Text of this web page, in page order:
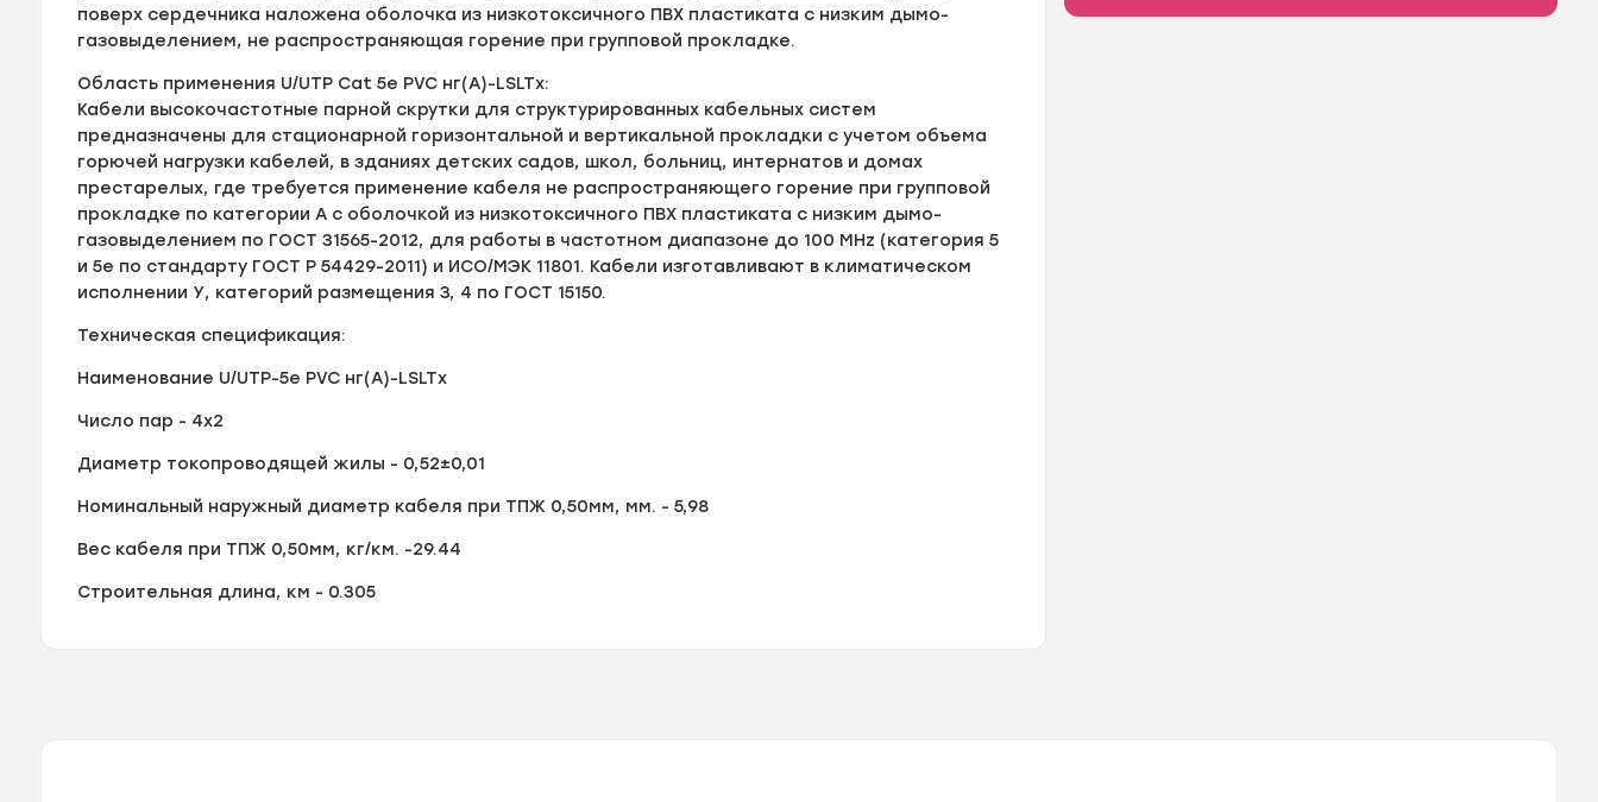
поверх сердечника наложена оболочка из низкотоксичного ПВХ пластиката с низким дымо-
газовыделением, не распространяющая горение при групповой прокладке.
Область применения U/UTP Cat 5e PVC нг(А)-LSLTx:
Кабели высокочастотные парной скрутки для структурированных кабельных систем
предназначены для стационарной горизонтальной и вертикальной прокладки с учетом объема
горючей нагрузки кабелей, в зданиях детских садов, школ, больниц, интернатов и домах
престарелых, где требуется применение кабеля не распространяющего горение при групповой
прокладке по категории А с оболочкой из низкотоксичного ПВХ пластиката с низким дымо-
газовыделением по ГОСТ 31565-2012, для работы в частотном диапазоне до 100 МHz (категория 5
и 5е по стандарту ГОСТ Р 54429-2011) и ИСО/МЭК 11801. Кабели изготавливают в климатическом
исполнении У, категорий размещения 3, 4 по ГОСТ 15150.
Техническая спецификация:
Наименование U/UTP-5е PVC нг(А)-LSLTx
Число пар - 4x2
Диаметр токопроводящей жилы - 0,52±0,01
Номинальный наружный диаметр кабеля при ТПЖ 0,50мм, мм. - 5,98
Вес кабеля при ТПЖ 0,50мм, кг/км. -29.44
Строительная длина, км - 0.305